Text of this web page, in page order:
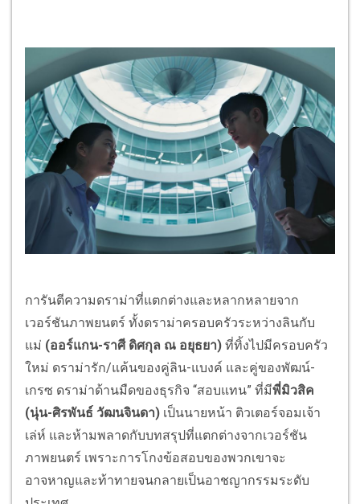
การันตีความดราม่าที่แตกต่างและหลากหลายจาก
เวอร์ชันภาพยนตร์ ทั้งดราม่าครอบครัวระหว่างลินกับ
แม่ (ออร์แกน-ราศี ดิศกุล ณ อยุธยา) ที่ทิ้งไปมีครอบครัว
ใหม่ ดราม่ารัก/แค้นของคู่ลิน-แบงค์ และคู่ของพัฒน์-
เกรซ ดราม่าด้านมืดของธุรกิจ “สอบแทน” ที่มีพี่มิวสิค
(นุ่น-ศิรพันธ์ วัฒนจินดา) เป็นนายหน้า ติวเตอร์จอมเจ้า
เล่ห์ และห้ามพลาดกับบทสรุปที่แตกต่างจากเวอร์ชัน
ภาพยนตร์ เพราะการโกงข้อสอบของพวกเขาจะ
อาจหาญและท้าทายจนกลายเป็นอาชญากรรมระดับ